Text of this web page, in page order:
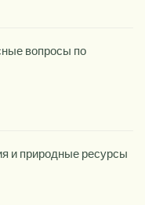
вопросы по
и природные ресурсы